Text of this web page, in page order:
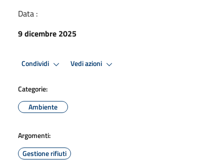
Data :
9 dicembre 2025
Condividi Vedi azioni
Categorie:
Ambiente
Argomenti:
Gestione rifiuti